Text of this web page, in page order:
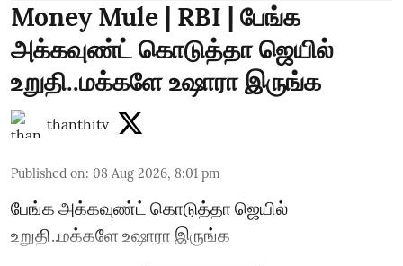
Money Mule | RBI | பேங்க
அக்கவுண்ட் கொடுத்தா ஜெயில்
உறுதி..மக்களே உஷாரா இருங்க
thanthitv
Published on: 08 Aug 2026, 8:01 pm
பேங்க அக்கவுண்ட் கொடுத்தா ஜெயில்
உறுதி..மக்களே உஷாரா இருங்க